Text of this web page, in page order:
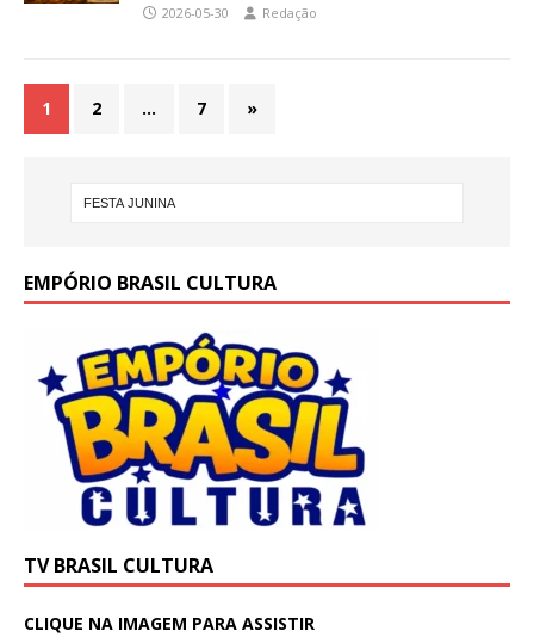
2026-05-30 Redação
1 2 … 7 »
EMPÓRIO BRASIL CULTURA
TV BRASIL CULTURA
CLIQUE NA IMAGEM PARA ASSISTIR